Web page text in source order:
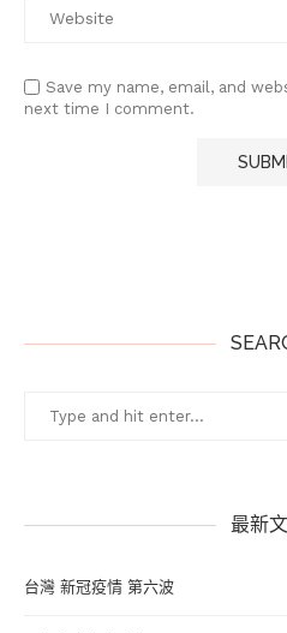
Save my name, email, and
next time I comment.
最新
台灣 新冠疫情 第六波